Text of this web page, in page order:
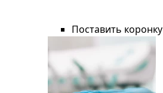
Поставить коронку